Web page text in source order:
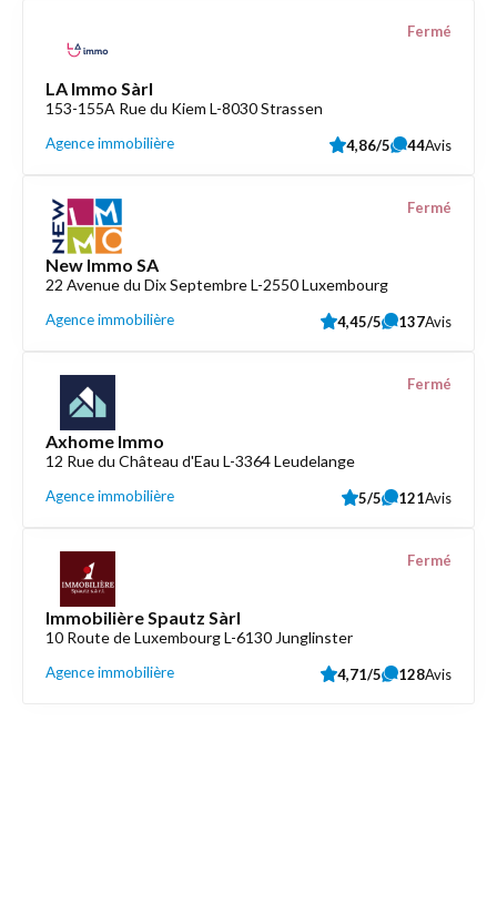
LA Immo Sàrl
153-155A Rue du Kiem L-8030 Strassen
Agence immobilière
Fermé
4,86/5 44Avis
New Immo SA
22 Avenue du Dix Septembre L-2550 Luxembourg
Agence immobilière
Fermé
4,45/5 137Avis
Axhome Immo
12 Rue du Château d'Eau L-3364 Leudelange
Agence immobilière
Fermé
5/5 121Avis
Immobilière Spautz Sàrl
10 Route de Luxembourg L-6130 Junglinster
Agence immobilière
Fermé
4,71/5 128Avis